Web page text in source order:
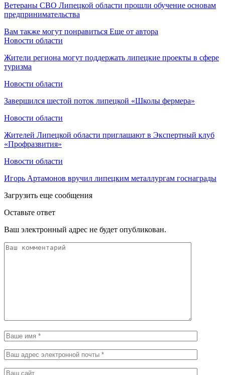
Ветераны СВО Липецкой области прошли обучение основам
предпринимательства
Вам также могут понравиться Еще от автора
Новости области
Жители региона могут поддержать липецкие проекты в сфере
туризма
Новости области
Завершился шестой поток липецкой «Школы фермера»
Новости области
Жителей Липецкой области приглашают в Экспертный клуб
«Профразвития»
Новости области
Игорь Артамонов вручил липецким металлургам госнаграды
Загрузить еще сообщения
Оставьте ответ
Ваш электронный адрес не будет опубликован.